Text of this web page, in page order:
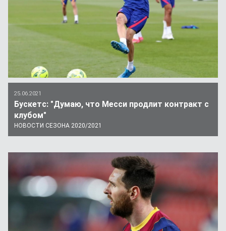
НОВОСТИ СЕЗОНА 2020/2021
Бускетс: "Думаю, что Месси продлит контракт с
клубом"
25.06.2021